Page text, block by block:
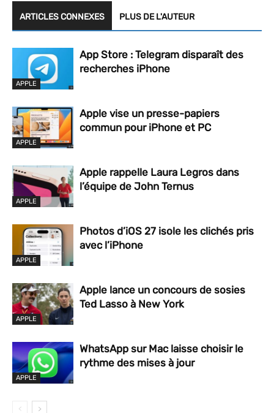
ARTICLES CONNEXES PLUS DE L'AUTEUR
APPLE
App Store : Telegram disparaît des
recherches iPhone
APPLE
Apple vise un presse-papiers
commun pour iPhone et PC
APPLE
Apple rappelle Laura Legros dans
l’équipe de John Ternus
APPLE
Photos d’iOS 27 isole les clichés pris
avec l’iPhone
APPLE
Apple lance un concours de sosies
Ted Lasso à New York
APPLE
WhatsApp sur Mac laisse choisir le
rythme des mises à jour